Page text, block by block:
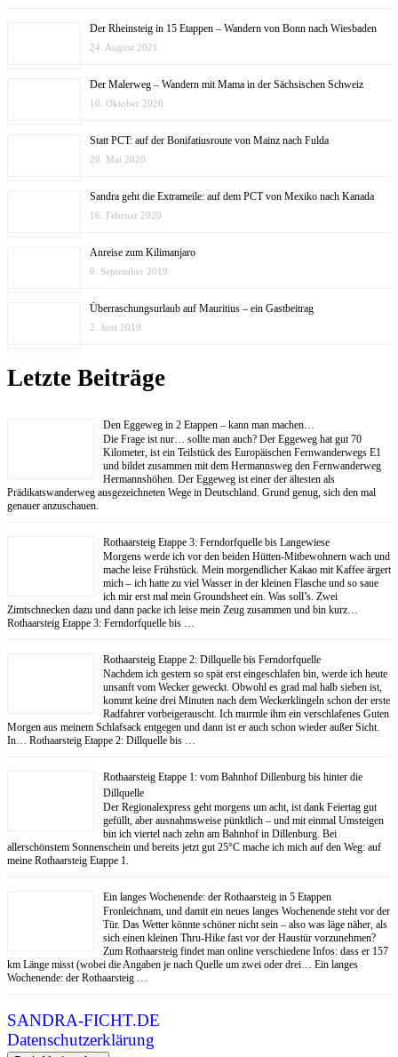
Der Rheinsteig in 15 Etappen – Wandern von Bonn nach Wiesbaden
24. August 2021
Der Malerweg – Wandern mit Mama in der Sächsischen Schweiz
10. Oktober 2020
Statt PCT: auf der Bonifatiusroute von Mainz nach Fulda
20. Mai 2020
Sandra geht die Extrameile: auf dem PCT von Mexiko nach Kanada
16. Februar 2020
Anreise zum Kilimanjaro
6. September 2019
Überraschungsurlaub auf Mauritius – ein Gastbeitrag
2. Juni 2019
Letzte Beiträge
Den Eggeweg in 2 Etappen – kann man machen…
Die Frage ist nur… sollte man auch? Der Eggeweg hat gut 70
Kilometer, ist ein Teilstück des Europäischen Fernwanderwegs E1
und bildet zusammen mit dem Hermannsweg den Fernwanderweg
Hermannshöhen. Der Eggeweg ist einer der ältesten als
Prädikatswanderweg ausgezeichneten Wege in Deutschland. Grund genug, sich den mal
genauer anzuschauen.
Rothaarsteig Etappe 3: Ferndorfquelle bis Langewiese
Morgens werde ich vor den beiden Hütten-Mitbewohnern wach und
mache leise Frühstück. Mein morgendlicher Kakao mit Kaffee ärgert
mich – ich hatte zu viel Wasser in der kleinen Flasche und so saue
ich mir erst mal mein Groundsheet ein. Was soll’s. Zwei
Zimtschnecken dazu und dann packe ich leise mein Zeug zusammen und bin kurz…
Rothaarsteig Etappe 3: Ferndorfquelle bis …
Rothaarsteig Etappe 2: Dillquelle bis Ferndorfquelle
Nachdem ich gestern so spät erst eingeschlafen bin, werde ich heute
unsanft vom Wecker geweckt. Obwohl es grad mal halb sieben ist,
kommt keine drei Minuten nach dem Weckerklingeln schon der erste
Radfahrer vorbeigerauscht. Ich murmle ihm ein verschlafenes Guten
Morgen aus meinem Schlafsack entgegen und dann ist er auch schon wieder außer Sicht.
In… Rothaarsteig Etappe 2: Dillquelle bis …
Rothaarsteig Etappe 1: vom Bahnhof Dillenburg bis hinter die
Dillquelle
Der Regionalexpress geht morgens um acht, ist dank Feiertag gut
gefüllt, aber ausnahmsweise pünktlich – und mit einmal Umsteigen
bin ich viertel nach zehn am Bahnhof in Dillenburg. Bei
allerschönstem Sonnenschein und bereits jetzt gut 25°C mache ich mich auf den Weg: auf
meine Rothaarsteig Etappe 1.
Ein langes Wochenende: der Rothaarsteig in 5 Etappen
Fronleichnam, und damit ein neues langes Wochenende steht vor der
Tür. Das Wetter könnte schöner nicht sein – also was läge näher, als
sich einen kleinen Thru-Hike fast vor der Haustür vorzunehmen?
Zum Rothaarsteig findet man online verschiedene Infos: dass er 157
km Länge misst (wobei die Angaben je nach Quelle um zwei oder drei… Ein langes
Wochenende: der Rothaarsteig …
SANDRA-FICHT.DE
Datenschutzerklärung